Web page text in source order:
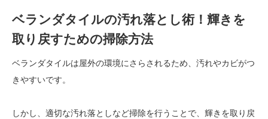
ベランダタイルの汚れ落とし術！輝きを
取り戻すための掃除方法
ベランダタイルは屋外の環境にさらされるため、汚れやカビがつ
きやすいです。
しかし、適切な汚れ落としなど掃除を行うことで、輝きを取り戻